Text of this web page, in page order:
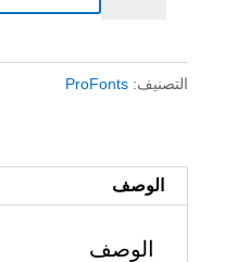
|
RTL-
التصنيف: ProFonts
الوصف
الوصف